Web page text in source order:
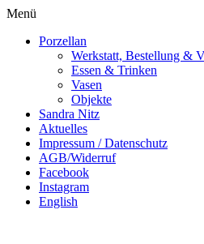
Menü
Porzellan
Werkstatt, Bestellung &
Essen & Trinken
Vasen
Objekte
Sandra Nitz
Aktuelles
Impressum / Datenschutz
AGB/Widerruf
Facebook
Instagram
English